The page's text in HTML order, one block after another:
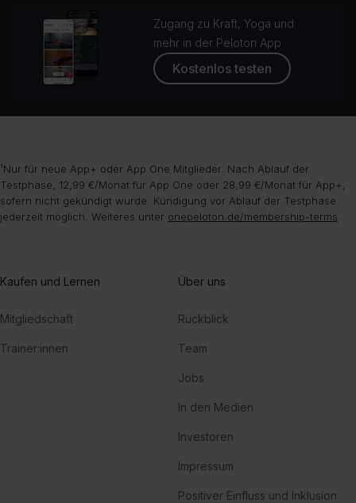
Zugang zu Kraft, Yoga und
mehr in der Peloton App
Kostenlos testen
¹Nur für neue App+ oder App One Mitglieder. Nach Ablauf der
Testphase, 12,99 €/Monat für App One oder 28,99 €/Monat für App+,
sofern nicht gekündigt wurde. Kündigung vor Ablauf der Testphase
jederzeit möglich. Weiteres unter onepeloton.de/membership-terms
Kaufen und Lernen
Mitgliedschaft
Trainer:innen
Über uns
Rückblick
Team
Jobs
In den Medien
Investoren
Impressum
Positiver Einfluss und Inklusion